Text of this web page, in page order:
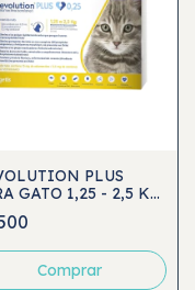
PLUS
GATO 1,25 - 2,5 KG
ML)